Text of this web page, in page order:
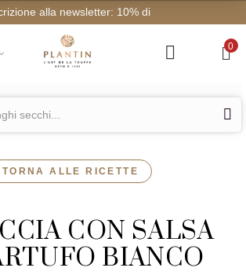
Iscrizione alla
0
TORNA ALLE RICETTE
CON SALSA
BIANCO